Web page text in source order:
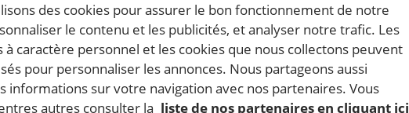
des cookies pour assurer le bon fonctionnement de notre
le contenu et les publicités, et analyser notre trafic. Les
à caractère personnel et les cookies que nous collectons peuvent
pour personnaliser les annonces. Nous partageons aussi
informations sur votre navigation avec nos partenaires. Vous
autres consulter la liste de nos partenaires en cliquant ici